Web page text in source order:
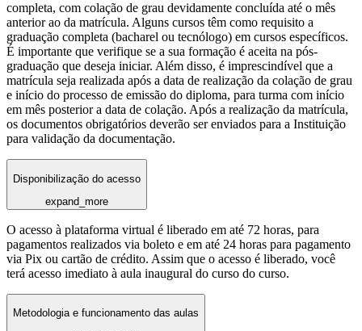
completa, com colação de grau devidamente concluída até o mês
anterior ao da matrícula. Alguns cursos têm como requisito a
graduação completa (bacharel ou tecnólogo) em cursos específicos.
É importante que verifique se a sua formação é aceita na pós-
graduação que deseja iniciar. Além disso, é imprescindível que a
matrícula seja realizada após a data de realização da colação de grau
e início do processo de emissão do diploma, para turma com início
em mês posterior a data de colação. Após a realização da matrícula,
os documentos obrigatórios deverão ser enviados para a Instituição
para validação da documentação.
Disponibilização do acesso
expand_more
O acesso à plataforma virtual é liberado em até 72 horas, para
pagamentos realizados via boleto e em até 24 horas para pagamento
via Pix ou cartão de crédito. Assim que o acesso é liberado, você
terá acesso imediato à aula inaugural do curso do curso.
Metodologia e funcionamento das aulas